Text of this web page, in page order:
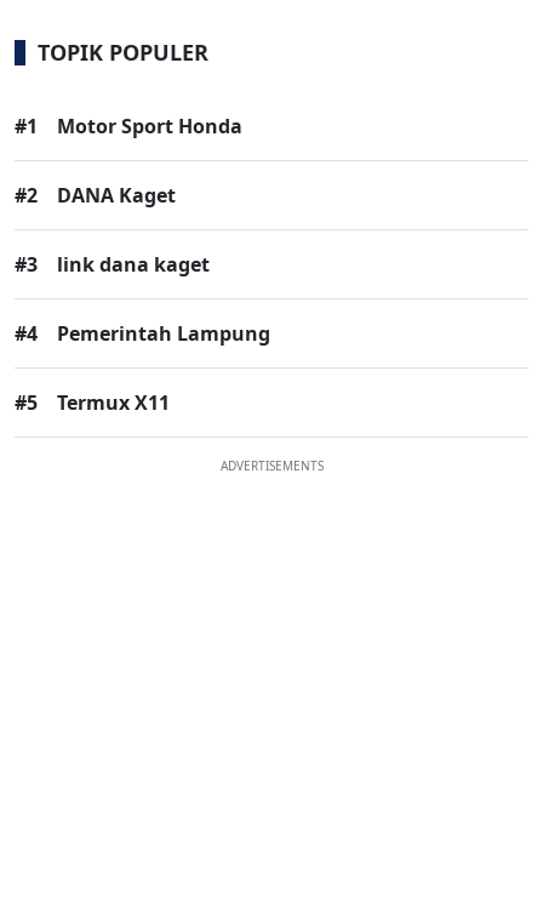
TOPIK POPULER
#1 Motor Sport Honda
#2 DANA Kaget
#3 link dana kaget
#4 Pemerintah Lampung
#5 Termux X11
ADVERTISEMENTS